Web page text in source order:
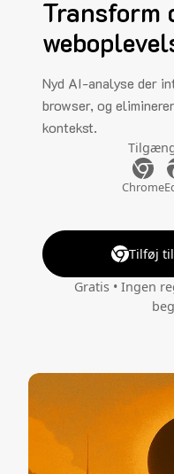
Transform
Nyd AI-analyse der
browser, og
kontekst.
Chrome
Tilføj
Gratis • Ingen